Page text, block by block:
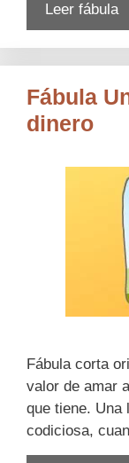
Leer fábula
Fábula
dinero
Fábula corta
valor de amar
que tiene. Una
codiciosa,